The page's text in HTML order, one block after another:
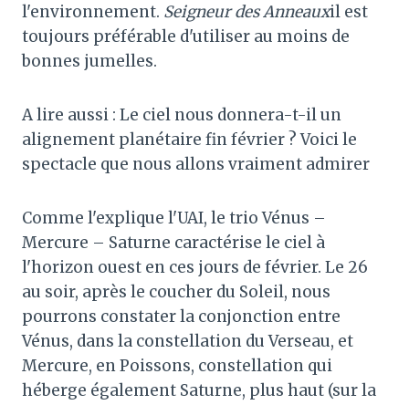
l'environnement. Seigneur des Anneauxil est
toujours préférable d'utiliser au moins de
bonnes jumelles.
A lire aussi : Le ciel nous donnera-t-il un
alignement planétaire fin février ? Voici le
spectacle que nous allons vraiment admirer
Comme l'explique l'UAI, le trio Vénus –
Mercure – Saturne caractérise le ciel à
l'horizon ouest en ces jours de février. Le 26
au soir, après le coucher du Soleil, nous
pourrons constater la conjonction entre
Vénus, dans la constellation du Verseau, et
Mercure, en Poissons, constellation qui
héberge également Saturne, plus haut (sur la